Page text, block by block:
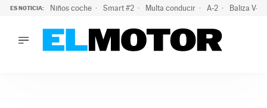
ES NOTICIA: Niños coche Smart #2 Multa conducir A-2 Baliza V-